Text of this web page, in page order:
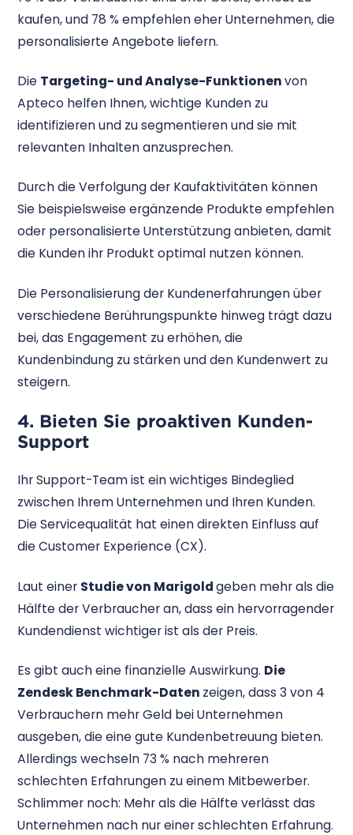
kaufen, und 78 % empfehlen eher Unternehmen, die
personalisierte Angebote liefern.
Die Targeting- und Analyse-Funktionenvon
Apteco helfen Ihnen, wichtige Kunden zu
identifizieren und zu segmentieren und sie mit
relevanten Inhalten anzusprechen.
Durch die Verfolgung der Kaufaktivitäten können
Sie beispielsweise ergänzende Produkte empfehlen
oder personalisierte Unterstützung anbieten, damit
die Kunden ihr Produkt optimal nutzen können.
Die Personalisierung der Kundenerfahrungen über
verschiedene Berührungspunkte hinweg trägt dazu
bei, das Engagement zu erhöhen, die
Kundenbindung zu stärken und den Kundenwert zu
steigern.
4. Bieten Sie proaktiven Kunden-
Support
Ihr Support-Team ist ein wichtiges Bindeglied
zwischen Ihrem Unternehmen und Ihren Kunden.
Die Servicequalität hat einen direkten Einfluss auf
die Customer Experience (CX).
Laut einer Studie von Marigoldgeben mehr als die
Hälfte der Verbraucher an, dass ein hervorragender
Kundendienst wichtiger ist als der Preis.
Es gibt auch eine finanzielle Auswirkung. Die
Zendesk Benchmark-Daten zeigen, dass 3 von 4
Verbrauchern mehr Geld bei Unternehmen
ausgeben, die eine gute Kundenbetreuung bieten.
Allerdings wechseln 73 % nach mehreren
schlechten Erfahrungen zu einem Mitbewerber.
Schlimmer noch: Mehr als die Hälfte verlässt das
Unternehmen nach nur einer schlechten Erfahrung.